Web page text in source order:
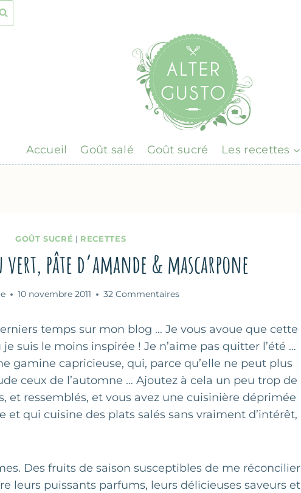
Accueil Goût salé Goût sucré Les recettes
GOÛT SUCRÉ | RECETTES
pâte d’amande & mascarpone
10 novembre 2011 32 Commentaires
temps sur mon blog … Je vous avoue que cette
suis le moins inspirée ! Je n’aime pas quitter l’été …
gamine capricieuse, qui, parce qu’elle ne peut plus
ceux de l’automne … Ajoutez à cela un peu trop de
et ressemblés, et vous avez une cuisinière déprimée
et qui cuisine des plats salés sans vraiment d’intérêt,
Des fruits de saison susceptibles de me réconcilier
leurs puissants parfums, leurs délicieuses saveurs et